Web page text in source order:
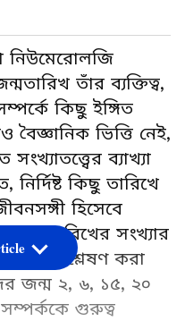
নিউমেরোলজি
তাঁর ব্যক্তিত্ব,
কিছু ইঙ্গিত
ভিত্তি নেই,
ব্যাখ্যা
কিছু তারিখে
হিসেবে
জন্মতারিখের সংখ্যার
বিশ্লেষণ করা
জন্ম ২, ৬, ১৫, ২০
সম্পর্ককে গুরুত্ব